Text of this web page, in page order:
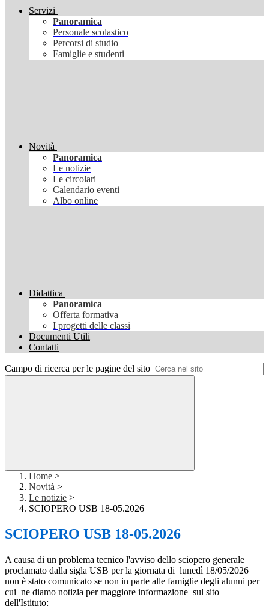
Servizi
Panoramica
Personale scolastico
Percorsi di studio
Famiglie e studenti
Novità
Panoramica
Le notizie
Le circolari
Calendario eventi
Albo online
Didattica
Panoramica
Offerta formativa
I progetti delle classi
Documenti Utili
Contatti
Campo di ricerca per le pagine del sito
Home >
Novità >
Le notizie >
SCIOPERO USB 18-05.2026
SCIOPERO USB 18-05.2026
A causa di un problema tecnico l'avviso dello sciopero generale
proclamato dalla sigla USB per la giornata di lunedì 18/05/2026
non è stato comunicato se non in parte alle famiglie degli alunni per
cui ne diamo notizia per maggiore informazione sul sito
dell'Istituto: